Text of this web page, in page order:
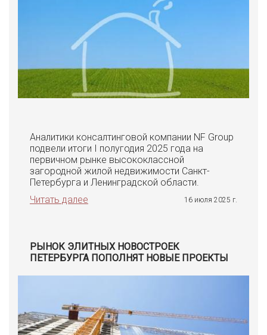
Аналитики консалтинговой компании NF Group
подвели итоги I полугодия 2025 года на
первичном рынке высококлассной
загородной жилой недвижимости Санкт-
Петербурга и Ленинградской области.
Читать далее
16 июля 2025 г.
РЫНОК ЭЛИТНЫХ НОВОСТРОЕК
ПЕТЕРБУРГА ПОПОЛНЯТ НОВЫЕ ПРОЕКТЫ